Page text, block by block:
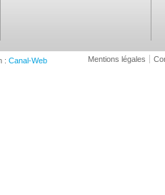
: Canal-Web Mentions légales